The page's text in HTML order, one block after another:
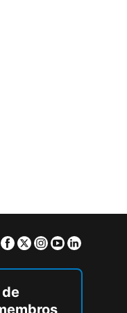
Facebook
TwitterInstagram
Youtube